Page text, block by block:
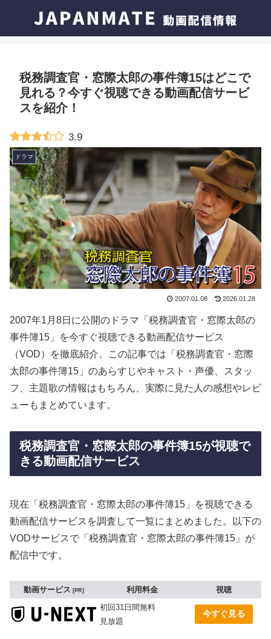
税務調査官・窓際太郎の事件簿15はどこで
見れる？今すぐ視聴できる動画配信サービ
スを紹介！
3.9
ドラマ
2007.01.08 2026.01.28
2007年1月8日に公開のドラマ「税務調査官・窓際太郎の
事件簿15」を今すぐ視聴できる動画配信サービス
（VOD）を徹底紹介。この記事では「税務調査官・窓際
太郎の事件簿15」のあらすじやキャスト・声優、スタッ
フ、主題歌の情報はもちろん、実際に見た人の感想やレビ
ューもまとめています。
税務調査官・窓際太郎の事件簿15が視聴で
きる動画配信サービス
現在「税務調査官・窓際太郎の事件簿15」を視聴できる
動画配信サービスを調査して一覧にまとめました。以下の
VODサービスで「税務調査官・窓際太郎の事件簿15」が
配信中です。
動画サービス PR 利用料金
視聴
初回31日間無料
見放題
今すぐ見る